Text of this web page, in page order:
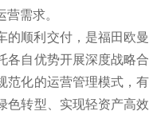
需求。
的顺利交付，是福田欧
各自优势开展深度战略
范化的运营管理模式，
色转型、实现轻资产高